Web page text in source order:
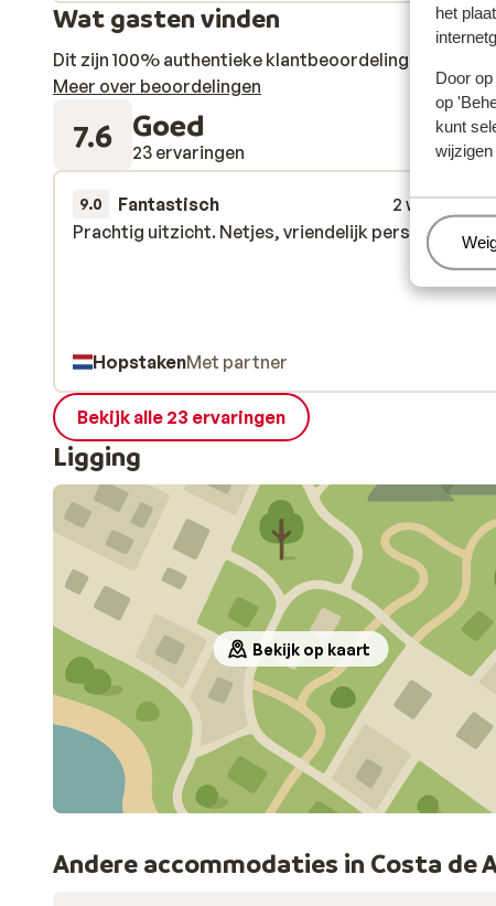
het
Door
op
kunt
Wat gasten vinden
Dit zijn 100% authentieke klantbeoordelingen die
Meer over beoordelingen
7.6 Goed
23 ervaringen
9.0 Fantastisch
2 weken
Prachtig uitzicht. Netjes, vriendelijk personeel.
Prachtig uitzicht. Netjes, vriendelijk personeel.
HopstakenMet partner
Bekijk alle 23 ervaringen
Ligging
Bekijk op kaart
Andere accommodaties in Costa de